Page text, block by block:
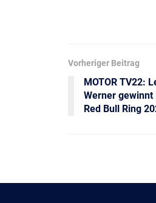
Vorheriger Beitrag
MOTOR TV22:
Werner gewinnt
Red Bull Ring